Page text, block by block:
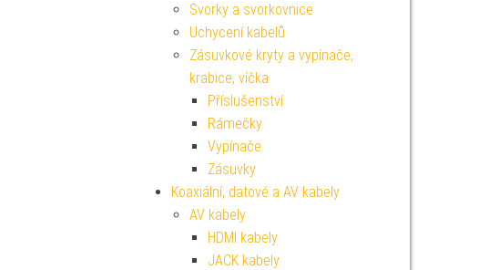
Svorky a svorkovnice
Uchycení kabelů
Zásuvkové kryty a vypínače,
krabice, víčka
Příslušenství
Rámečky
Vypínače
Zásuvky
Koaxiální, datové a AV kabely
AV kabely
HDMI kabely
JACK kabely